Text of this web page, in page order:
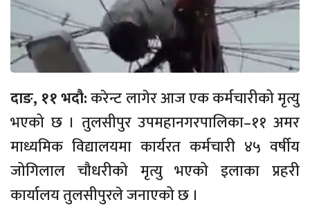
दाङ, ११ भदौ:करेन्ट लागेर आज एक कर्मचारीको मृत्यु
भएको छ । तुलसीपुर उपमहानगरपालिका–११ अमर
माध्यमिक विद्यालयमा कार्यरत कर्मचारी ४५ वर्षीय
जोगिलाल चौधरीको मृत्यु भएको इलाका प्रहरी
कार्यालय तुलसीपुरले जनाएको छ ।